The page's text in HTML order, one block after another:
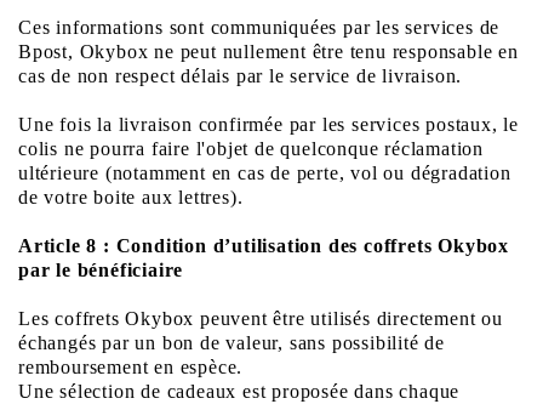
Ces informations sont communiquées par les services de
Bpost, Okybox ne peut nullement être tenu responsable en
cas de non respect délais par le service de livraison.
Une fois la livraison confirmée par les services postaux, le
colis ne pourra faire l'objet de quelconque réclamation
ultérieure (notamment en cas de perte, vol ou dégradation
de votre boite aux lettres).
Article 8 : Condition d’utilisation des coffrets Okybox
par le bénéficiaire
Les coffrets Okybox peuvent être utilisés directement ou
échangés par un bon de valeur, sans possibilité de
remboursement en espèce.
Une sélection de cadeaux est proposée dans chaque